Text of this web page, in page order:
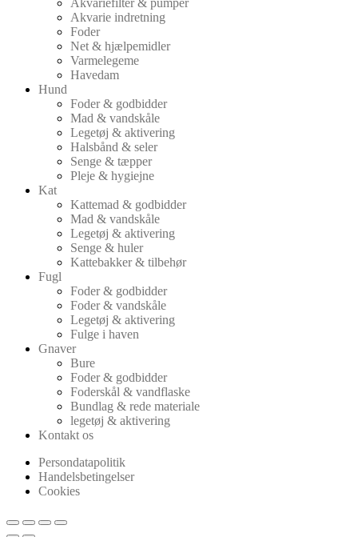
Akvarie indretning
Foder
Net & hjælpemidler
Varmelegeme
Havedam
Hund
Foder & godbidder
Mad & vandskåle
Legetøj & aktivering
Halsbånd & seler
Senge & tæpper
Pleje & hygiejne
Kat
Kattemad & godbidder
Mad & vandskåle
Legetøj & aktivering
Senge & huler
Kattebakker & tilbehør
Fugl
Foder & godbidder
Foder & vandskåle
Legetøj & aktivering
Fulge i haven
Gnaver
Bure
Foder & godbidder
Foderskål & vandflaske
Bundlag & rede materiale
legetøj & aktivering
Kontakt os
Persondatapolitik
Handelsbetingelser
Cookies